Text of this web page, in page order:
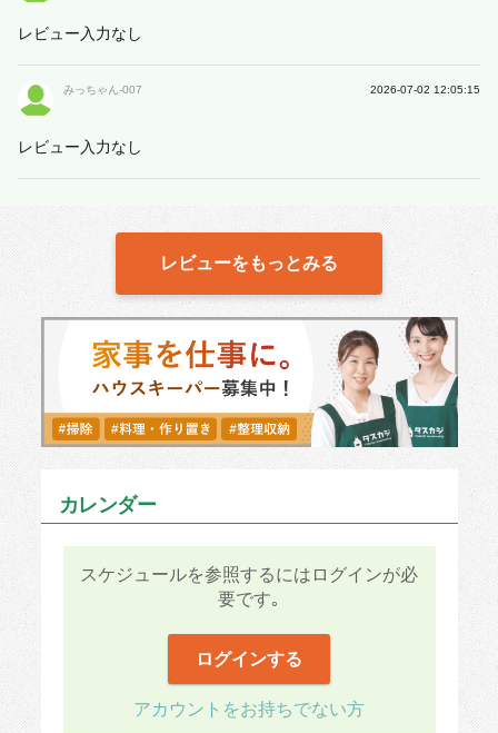
レビュー入力なし
みっちゃん-007 2026-07-02 12:05:15
レビュー入力なし
レビューをもっとみる
カレンダー
スケジュールを参照するにはログインが必
要です｡
ログインする
アカウントをお持ちでない方